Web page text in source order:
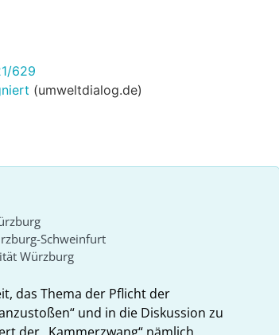
629
(umweltdialog.de)
Schweinfurt
Würzburg
das Thema der Pflicht der
und in die Diskussion zu